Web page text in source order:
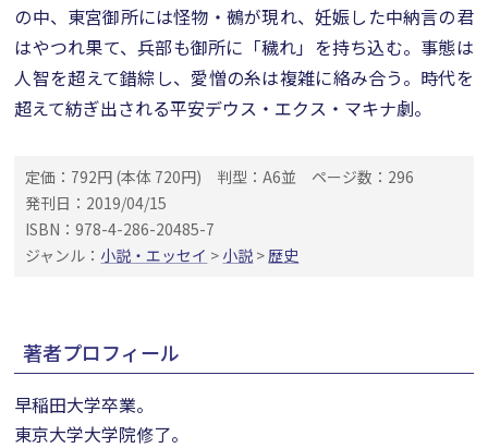
の中、東宮御所には怪物・鵺が現れ、妊娠した中納言の君
はやつれ果て、兵部も御所に「穢れ」を持ち込む。事態は
人智を超えて錯綜し、愛憎の糸は複雑に絡み合う。時代を
超えて紡ぎ出される平安デウス・エクス・マキナ劇。
定価：792円 (本体 720円) 判型：A6並
ページ数：296
発刊日：2019/04/15
ISBN：978-4-286-20485-7
ジャンル： 小説・エッセイ > 小説 >歴史
著者プロフィール
早稲田大学卒業。
東京大学大学院修了。